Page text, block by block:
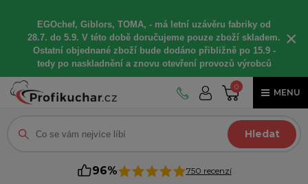
EGOchef, Giblors, TOMA, - má letní uzávěru fabriky od
28.7. do 5.9. V této době doručujeme pouze zboží skladem.
Ostatní objednané zboží bude dodáno přibližně po 15.9 -
tedy po naskladnění a znovu otevření provozů výrobců
×
0
MENU
Hledat
96% 750 recenzí